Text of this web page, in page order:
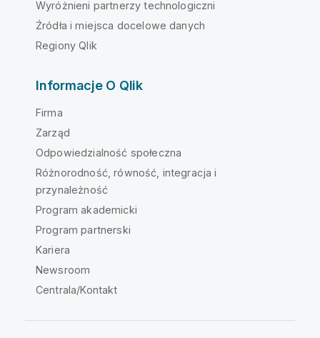
Wyróżnieni partnerzy technologiczni
Źródła i miejsca docelowe danych
Regiony Qlik
Informacje O Qlik
Firma
Zarząd
Odpowiedzialność społeczna
Różnorodność, równość, integracja i
przynależność
Program akademicki
Program partnerski
Kariera
Newsroom
Centrala/Kontakt